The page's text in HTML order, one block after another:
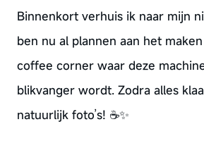
Binnenkort verhuis ik naar mijn
ben nu al plannen aan het
coffee corner waar deze
blikvanger wordt. Zodra alles
natuurlijk foto’s! ☕✨